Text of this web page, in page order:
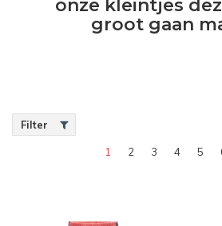
onze kleintjes
groot gaan
Filter
1 2 3 4 5